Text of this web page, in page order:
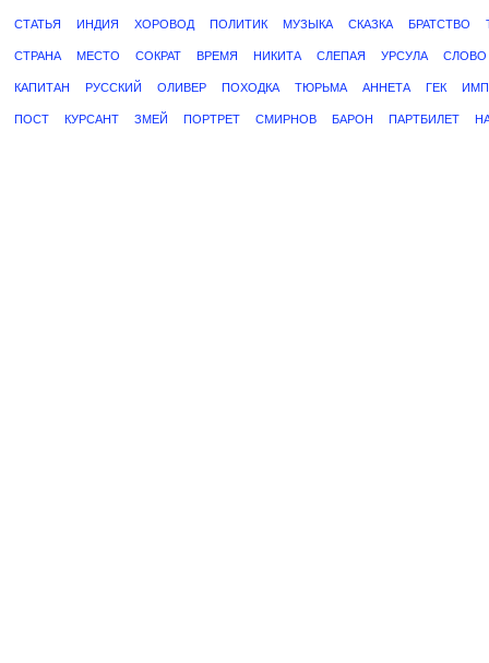
СТАТЬЯ ИНДИЯ ХОРОВОД ПОЛИТИК МУЗЫКА СКАЗКА БРАТСТВО
СТРАНА МЕСТО СОКРАТ ВРЕМЯ НИКИТА СЛЕПАЯ УРСУЛА СЛОВО
КАПИТАН РУССКИЙ ОЛИВЕР ПОХОДКА ТЮРЬМА АННЕТА ГЕК
ПОСТ КУРСАНТ ЗМЕЙ ПОРТРЕТ СМИРНОВ БАРОН ПАРТБИЛЕТ